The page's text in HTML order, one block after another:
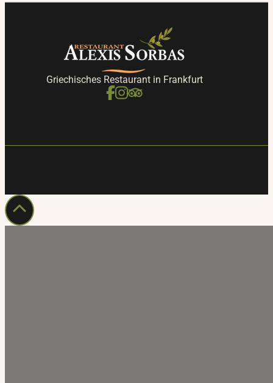
Griechisches Restaurant in Frankfurt